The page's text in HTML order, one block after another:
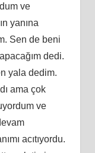
ve
yanına
Sen de beni
dedi.
yala dedim.
ama çok
ve
acıtıyordu.